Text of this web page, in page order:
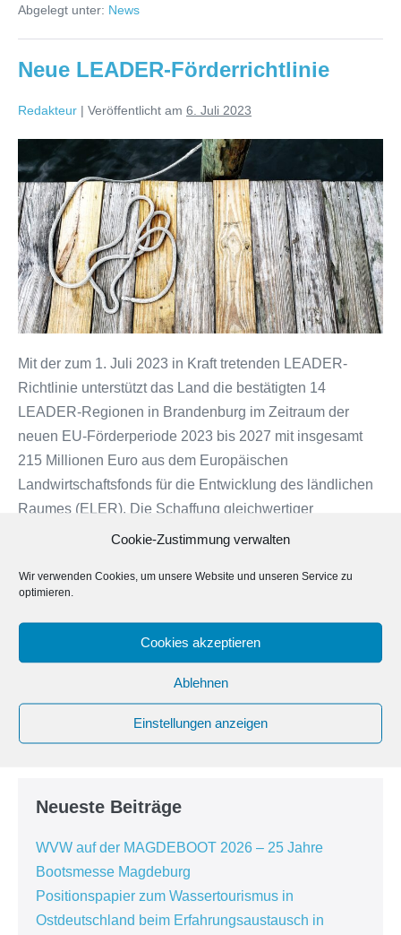
Cookie-Zustimmung verwalten
Wir verwenden Cookies, um unsere Website und unseren Service zu
optimieren.
Cookies akzeptieren
Ablehnen
Einstellungen anzeigen
Motorbootsport
e.
Abgelegt unter: News
Neue LEADER-Förderrichtlinie
Redakteur | Veröffentlicht am 6. Juli 2023
LEADER-
Förderrichtlinie
Mit der zum 1. Juli 2023 in Kraft tretenden LEADER-
Richtlinie unterstützt das Land die bestätigten 14
LEADER-Regionen in Brandenburg im Zeitraum der
neuen EU-Förderperiode 2023 bis 2027 mit insgesamt
215 Millionen Euro aus dem Europäischen
Landwirtschaftsfonds für die Entwicklung des ländlichen
Raumes (ELER). Die Schaffung gleichwertiger
Lebensverhältnisse ist für das Agrar- und
LEADER-
Förderrichtlinie
Neueste Beiträge
WVW auf der MAGDEBOOT 2026 – 25 Jahre
Bootsmesse Magdeburg
Positionspapier zum Wassertourismus in
Ostdeutschland beim Erfahrungsaustausch in